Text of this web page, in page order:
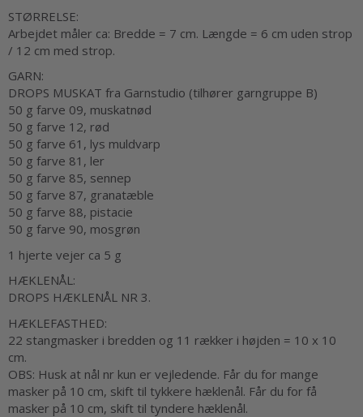
STØRRELSE:
Arbejdet måler ca: Bredde = 7 cm. Længde = 6 cm uden strop
/ 12 cm med strop.
GARN:
DROPS MUSKAT fra Garnstudio (tilhører garngruppe B)
50 g farve 09, muskatnød
50 g farve 12, rød
50 g farve 61, lys muldvarp
50 g farve 81, ler
50 g farve 85, sennep
50 g farve 87, granatæble
50 g farve 88, pistacie
50 g farve 90, mosgrøn
1 hjerte vejer ca 5 g
HÆKLENÅL:
DROPS HÆKLENÅL NR 3.
HÆKLEFASTHED:
22 stangmasker i bredden og 11 rækker i højden = 10 x 10
cm.
OBS: Husk at nål nr kun er vejledende. Får du for mange
masker på 10 cm, skift til tykkere hæklenål. Får du for få
masker på 10 cm, skift til tyndere hæklenål.